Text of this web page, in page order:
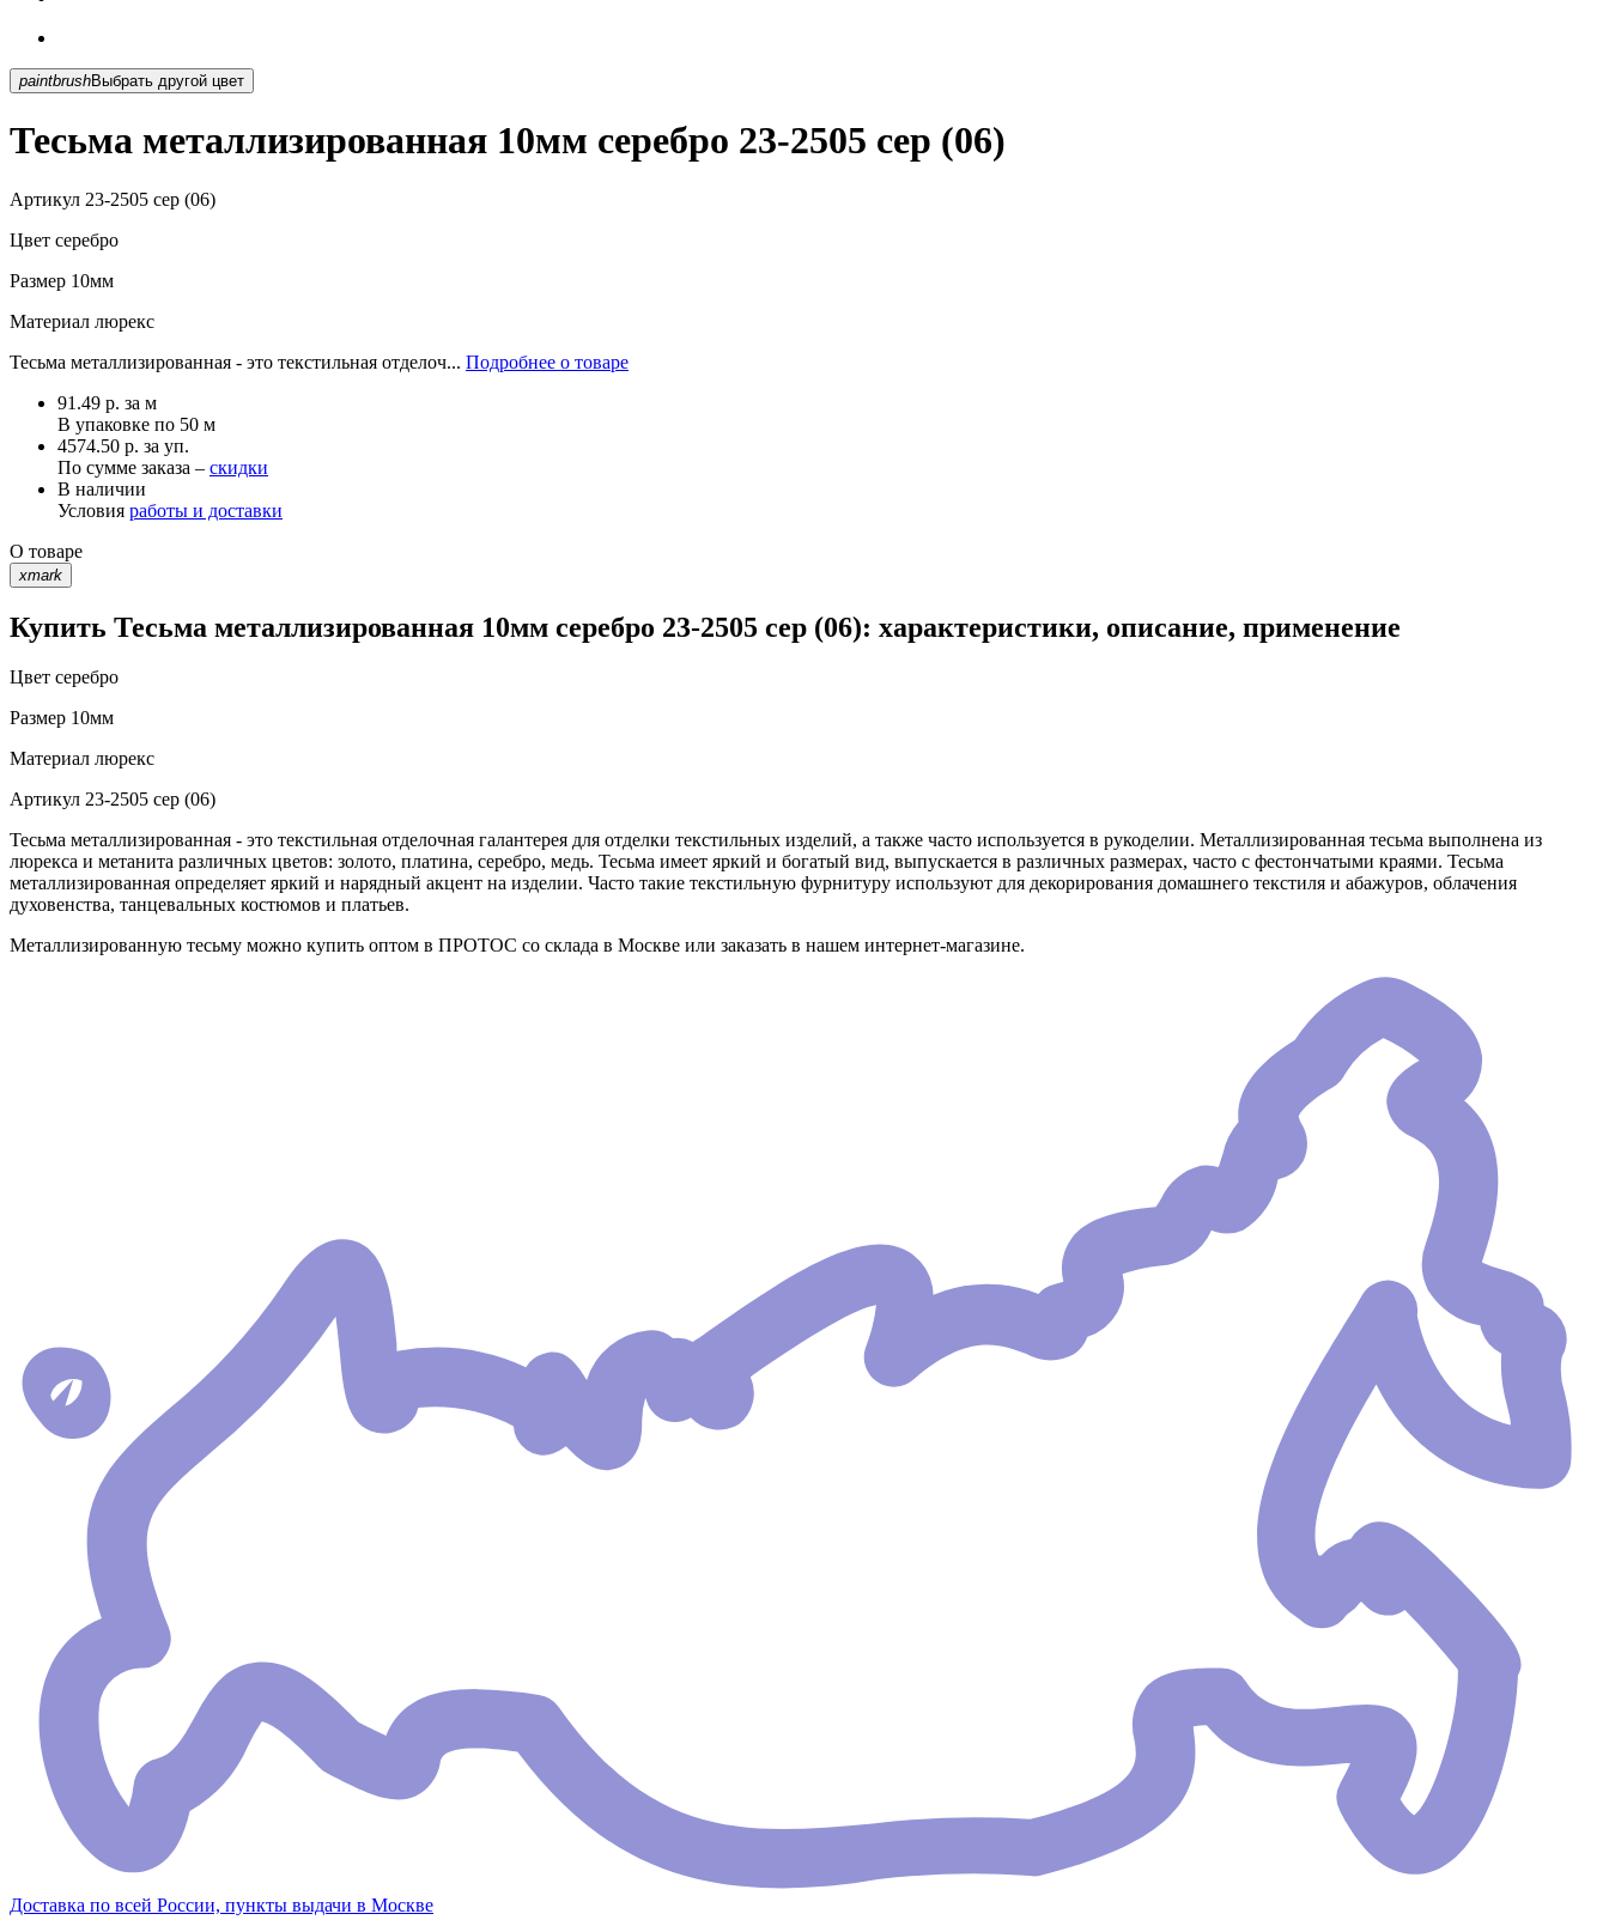
paintbrush Выбрать другой цвет
Тесьма металлизированная 10мм серебро 23-2505 сер (06)
Артикул 23-2505 сер (06)
Цвет серебро
Размер 10мм
Материал люрекс
Тесьма металлизированная - это текстильная отделоч... Подробнее о товаре
91.49 р. за м
В упаковке по 50 м
4574.50 р. за уп.
По сумме заказа – скидки
В наличии
Условия работы и доставки
О товаре
xmark
Купить Тесьма металлизированная 10мм серебро 23-2505 сер (06): характеристики, описание, применение
Цвет серебро
Размер 10мм
Материал люрекс
Артикул 23-2505 сер (06)
Тесьма металлизированная - это текстильная отделочная галантерея для отделки текстильных изделий, а также часто используется в рукоделии. Металлизированная тесьма выполнена из
люрекса и метанита различных цветов: золото, платина, серебро, медь. Тесьма имеет яркий и богатый вид, выпускается в различных размерах, часто с фестончатыми краями. Тесьма
металлизированная определяет яркий и нарядный акцент на изделии. Часто такие текстильную фурнитуру используют для декорирования домашнего текстиля и абажуров, облачения
духовенства, танцевальных костюмов и платьев.
Металлизированную тесьму можно купить оптом в ПРОТОС со склада в Москве или заказать в нашем интернет-магазине.
Доставка по всей России, пункты выдачи в Москве